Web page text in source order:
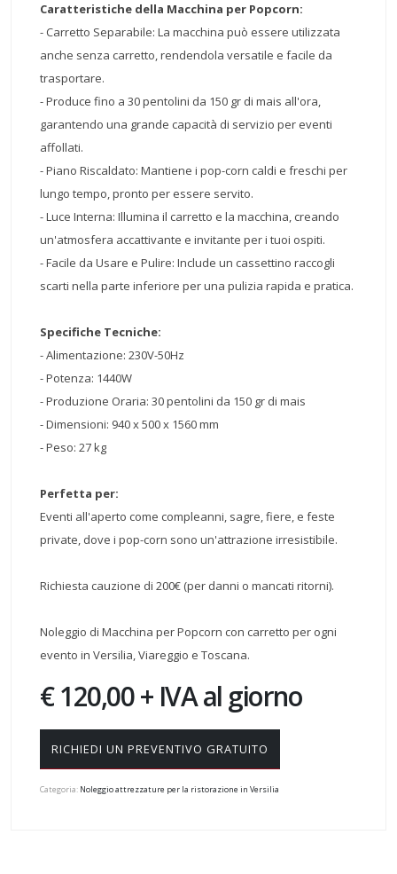
Caratteristiche della Macchina per Popcorn:
- Carretto Separabile: La macchina può essere utilizzata
anche senza carretto, rendendola versatile e facile da
trasportare.
- Produce fino a 30 pentolini da 150 gr di mais all'ora,
garantendo una grande capacità di servizio per eventi
affollati.
- Piano Riscaldato: Mantiene i pop-corn caldi e freschi per
lungo tempo, pronto per essere servito.
- Luce Interna: Illumina il carretto e la macchina, creando
un'atmosfera accattivante e invitante per i tuoi ospiti.
- Facile da Usare e Pulire: Include un cassettino raccogli
scarti nella parte inferiore per una pulizia rapida e pratica.
Specifiche Tecniche:
- Alimentazione: 230V-50Hz
- Potenza: 1440W
- Produzione Oraria: 30 pentolini da 150 gr di mais
- Dimensioni: 940 x 500 x 1560 mm
- Peso: 27 kg
Perfetta per:
Eventi all'aperto come compleanni, sagre, fiere, e feste
private, dove i pop-corn sono un'attrazione irresistibile.
Richiesta cauzione di 200€ (per danni o mancati ritorni).
Noleggio di Macchina per Popcorn con carretto per ogni
evento in Versilia, Viareggio e Toscana.
€ 120,00 + IVA al giorno
RICHIEDI UN PREVENTIVO GRATUITO
Categoria: Noleggio attrezzature per la ristorazione in Versilia